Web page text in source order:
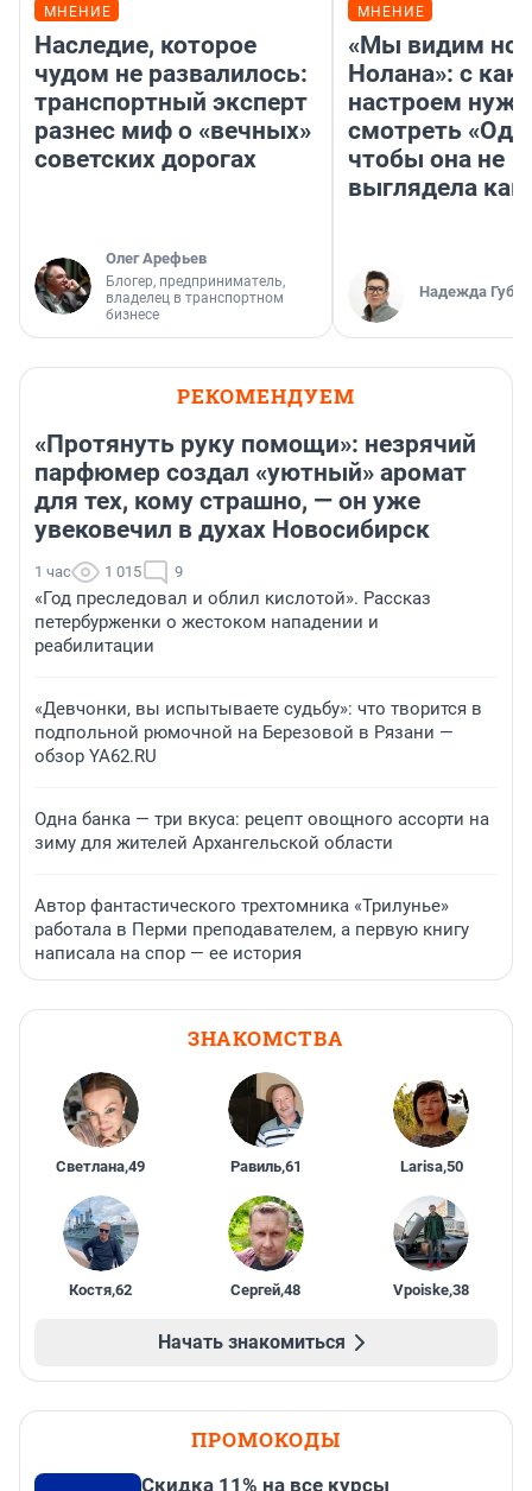
МНЕНИЕ
Наследие, которое
чудом не развалилось:
транспортный эксперт
разнес миф о «вечных»
советских дорогах
Олег Арефьев
Блогер, предприниматель,
владелец в транспортном
бизнесе
МНЕНИЕ
«Мы видим
Нолана»: с
настроем
смотреть
чтобы она не
выглядела как
Надежда
РЕКОМЕНДУЕМ
«Протянуть руку помощи»: незрячий
парфюмер создал «уютный» аромат
для тех, кому страшно, — он уже
увековечил в духах Новосибирск
1 час 1 015 9
«Год преследовал и облил кислотой». Рассказ
петербурженки о жестоком нападении и
реабилитации
«Девчонки, вы испытываете судьбу»: что творится в
подпольной рюмочной на Березовой в Рязани —
обзор YA62.RU
Одна банка — три вкуса: рецепт овощного ассорти на
зиму для жителей Архангельской области
Автор фантастического трехтомника «Трилунье»
работала в Перми преподавателем, а первую книгу
написала на спор — ее история
ЗНАКОМСТВА
Светлана,49 Равиль,61 Larisa,50
Костя,62 Сергей,48 Vpoiske,38
Начать знакомиться
ПРОМОКОДЫ
Скидка 11% на все курсы